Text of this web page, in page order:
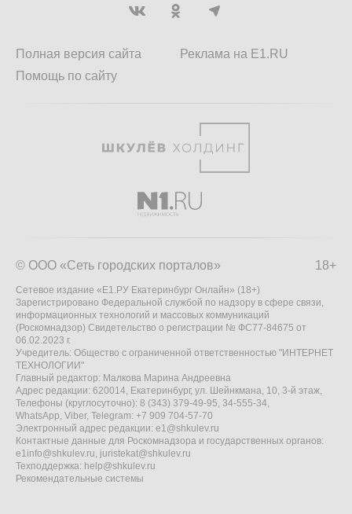
Полная версия сайта
Помощь по сайту
Реклама на E1.RU
18+
© ООО «Сеть городских порталов»
Сетевое издание «Е1.РУ Екатеринбург Онлайн» (18+)
Зарегистрировано Федеральной службой по надзору в сфере связи,
информационных технологий и массовых коммуникаций
(Роскомнадзор) Свидетельство о регистрации № ФС77-84675 от
06.02.2023 г.
Учредитель: Общество с ограниченной ответственностью "ИНТЕРНЕТ
ТЕХНОЛОГИИ"
Главный редактор: Малкова Марина Андреевна
Адрес редакции: 620014, Екатеринбург, ул. Шейнкмана, 10, 3-й этаж,
Телефоны (круглосуточно): 8 (343) 379-49-95, 34-555-34,
WhatsApp, Viber, Telegram: +7 909 704-57-70
Электронный адрес редакции: e1@shkulev.ru
Контактные данные для Роскомнадзора и государственных органов:
e1info@shkulev.ru, juristekat@shkulev.ru
Техподдержка: help@shkulev.ru
Рекомендательные системы